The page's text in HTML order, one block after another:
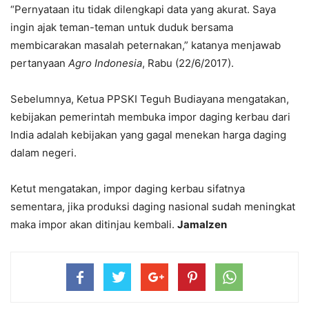
“Pernyataan itu tidak dilengkapi data yang akurat. Saya
ingin ajak teman-teman untuk duduk bersama
membicarakan masalah peternakan,” katanya menjawab
pertanyaan Agro Indonesia, Rabu (22/6/2017).
Sebelumnya, Ketua PPSKI Teguh Budiayana mengatakan,
kebijakan pemerintah membuka impor daging kerbau dari
India adalah kebijakan yang gagal menekan harga daging
dalam negeri.
Ketut mengatakan, impor daging kerbau sifatnya
sementara, jika produksi daging nasional sudah meningkat
maka impor akan ditinjau kembali. Jamalzen